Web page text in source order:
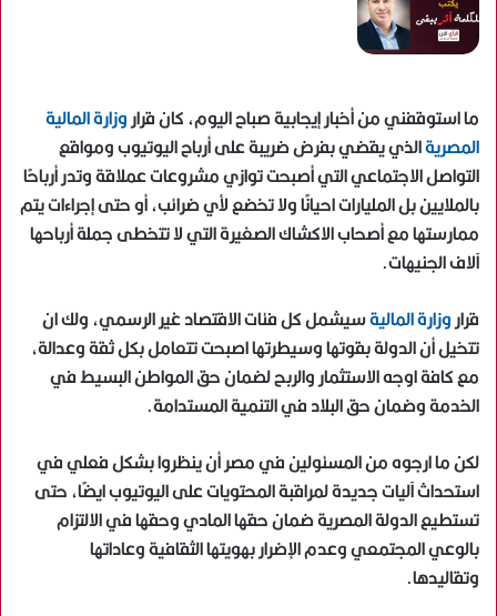
ما استوقفني من أخبار إيجابية صباح اليوم، كان قراروزارة المالية
المصريةالذي يقضي بفرض ضريبة على أرباح اليوتيوب ومواقع
التواصل الاجتماعي التي أصبحت توازي مشروعات عملاقة وتدر أرباحًا
بالملايين بل المليارات احيانًا ولا تخضع لأي ضرائب، أو حتى إجراءات يتم
ممارستها مع أصحاب الاكشاك الصغيرة التي لا تتخطى جملة أرباحها
آلاف الجنيهات.
قراروزارة الماليةسيشمل كل فئات الاقتصاد غير الرسمي، ولك ان
تتخيل أن الدولة بقوتها وسيطرتها اصبحت تتعامل بكل ثقة وعدالة،
مع كافة اوجه الاستثمار والربح لضمان حق المواطن البسيط في
الخدمة وضمان حق البلاد في التنمية المستدامة.
لكن ما ارجوه من المسئولين في مصر أن ينظروا بشكل فعلي في
استحداث آليات جديدة لمراقبة المحتويات على اليوتيوب ايضًا، حتى
تستطيع الدولة المصرية ضمان حقها المادي وحقها في الالتزام
بالوعي المجتمعي وعدم الإضرار بهويتها الثقافية وعاداتها
وتقاليدها.